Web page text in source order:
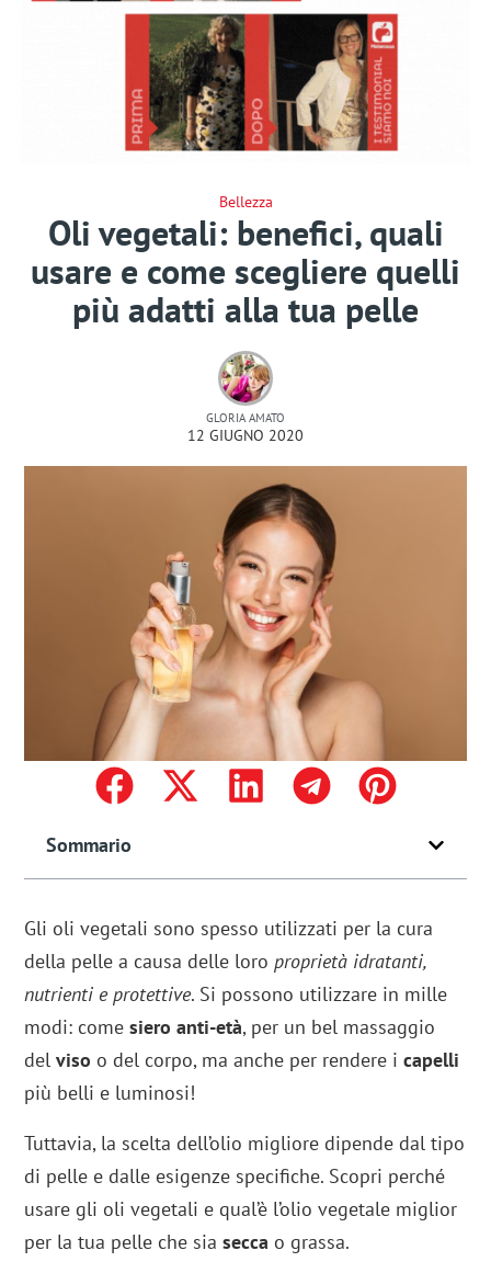
Bellezza
Oli vegetali: benefici, quali
usare e come scegliere quelli
più adatti alla tua pelle
GLORIA AMATO
12 GIUGNO 2020
Sommario
Gli oli vegetali sono spesso utilizzati per la cura
della pelle a causa delle loroproprietà idratanti,
nutrienti e protettive. Si possono utilizzare in mille
modi: comesiero anti-età, per un bel massaggio
delviso o del corpo, ma anche per rendere icapelli
più belli e luminosi!
Tuttavia, la scelta dell’olio migliore dipende dal tipo
di pelle e dalle esigenze specifiche. Scopri perché
usare gli oli vegetali e qual’è l’olio vegetale miglior
per la tua pelle che siasecca o grassa.